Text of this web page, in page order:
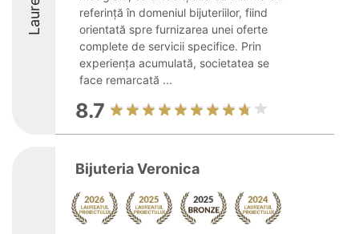
referință în domeniul bijuteriilor, fiind
orientată spre furnizarea unei oferte
complete de servicii specifice. Prin
experiența acumulată, societatea se
face remarcată ...
8.7
Bijuteria Veronica